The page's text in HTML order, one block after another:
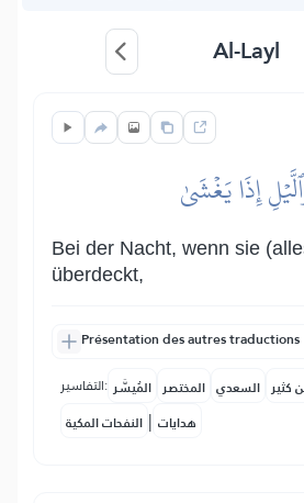
Al-Layl
إِذَا يَغۡشَىٰ
Bei der Nacht, wenn sie
überdeckt,
Présentation des autres traductions
التفاسير: المُيسَّر المختصر السعدي كثير
النفحات المكية | هدايات